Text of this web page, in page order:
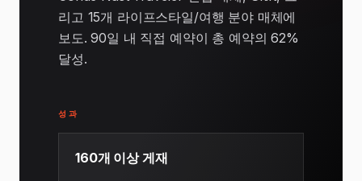
리고 15개 라이프스타일/여행 분야 매체에
보도. 90일 내 직접 예약이 총 예약의 62%
달성.
성과
160개 이상 게재